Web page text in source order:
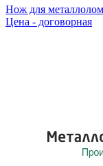
Нож для
Цена - договорная